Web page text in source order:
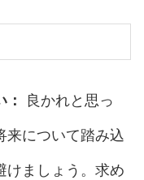
良かれと思っ
来について踏み込
けましょう。求め